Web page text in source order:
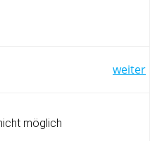
weiter
möglich